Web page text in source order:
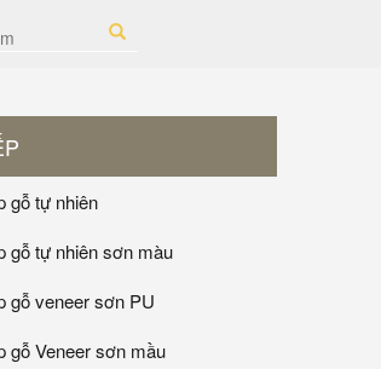
gỗ tự nhiên
gỗ tự nhiên sơn màu
gỗ veneer sơn PU
gỗ Veneer sơn mầu